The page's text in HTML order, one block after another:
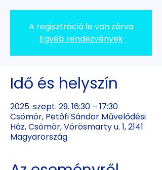
A regisztráció le van zárva
Egyéb rendezvények
Idő és helyszín
2025. szept. 29. 16:30 – 17:30
Csömör, Petőfi Sándor Művelődési
Ház, Csömör, Vörösmarty u. 1, 2141
Magyarország